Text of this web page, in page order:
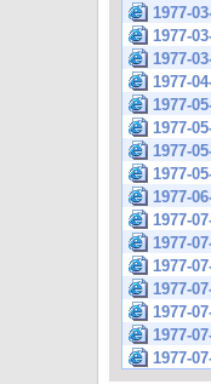
1977-
1977-
1977-
1977-
1977-
1977-
1977-
1977-
1977-
1977-
1977-
1977-
1977-
1977-
1977-
1977-